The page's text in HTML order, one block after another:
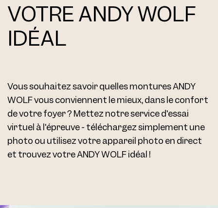
VOTRE ANDY WOLF
IDÉAL
Vous souhaitez savoir quelles montures ANDY
WOLF vous conviennent le mieux, dans le confort
de votre foyer ? Mettez notre service d'essai
virtuel à l'épreuve - téléchargez simplement une
photo ou utilisez votre appareil photo en direct
et trouvez votre ANDY WOLF idéal !